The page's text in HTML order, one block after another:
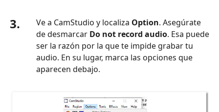
3. Ve a CamStudio y localiza Option. Asegúrate
de desmarcar Do not record audio. Esa puede
ser la razón por la que te impide grabar tu
audio. En su lugar, marca las opciones que
aparecen debajo.